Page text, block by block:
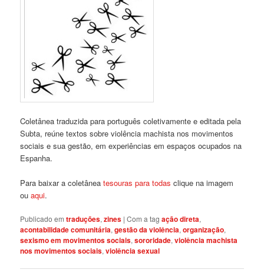
Coletânea traduzida para português coletivamente e editada pela
Subta, reúne textos sobre violência machista nos movimentos
sociais e sua gestão, em experiências em espaços ocupados na
Espanha.
Para baixar a coletâneatesouras para todas clique na imagem
ouaqui.
Publicado em traduções,zines |Com a tagação direta,
acontabilidade comunitária,gestão da violência,organização,
sexismo em movimentos sociais,sororidade,violência machista
nos movimentos sociais,violência sexual